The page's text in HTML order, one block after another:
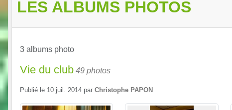
LES ALBUMS PHOTOS
3 albums photo
Vie du club 49 photos
Publié le 10 juil. 2014 par Christophe PAPON